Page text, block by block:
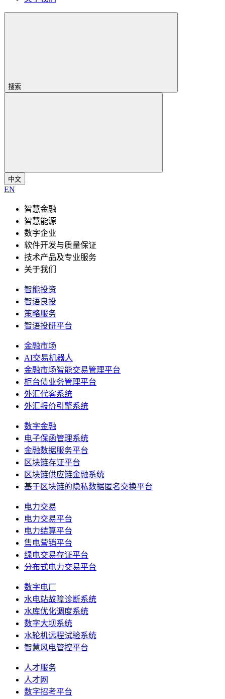
搜索
中文
EN
智慧金融
智慧能源
数字企业
软件开发与质量保证
技术产品及专业服务
关于我们
智能投资
智语良投
策略服务
智语投研平台
金融市场
AI交易机器人
金融市场智能交易管理平台
柜台债业务管理平台
外汇代客系统
外汇报价引擎系统
数字金融
电子保函管理系统
金融数据服务平台
区块链存证平台
区块链供应链金融系统
基于区块链的隐私数据匿名交换平台
电力交易
电力交易平台
电力结算平台
售电营销平台
绿电交易存证平台
分布式电力交易平台
数字电厂
水电站故障诊断系统
水库优化调度系统
数字大坝系统
水轮机远程试验系统
智慧风电管控平台
人才服务
人才网
数字招考平台